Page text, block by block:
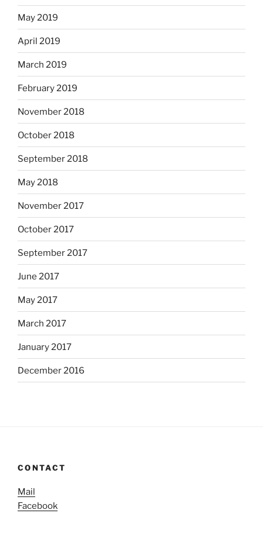
May 2019
April 2019
March 2019
February 2019
November 2018
October 2018
September 2018
May 2018
November 2017
October 2017
September 2017
June 2017
May 2017
March 2017
January 2017
December 2016
CONTACT
Mail
Facebook